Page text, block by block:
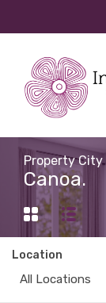
Property City
Canoa.
Location
All Locations